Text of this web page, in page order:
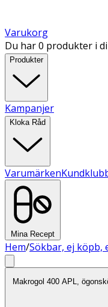
Varukorg
Du har 0 produkter i
Produkter
Kampanjer
Kloka Råd
Varumärken
Mina Recept
Hem/Sökbar, ej köpb,
Makrogol 400 APL,